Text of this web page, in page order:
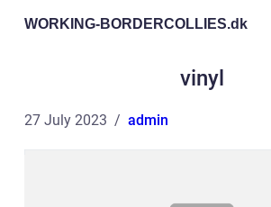
WORKING-BORDERCOLLIES.dk
vinyl
27 July 2023 admin